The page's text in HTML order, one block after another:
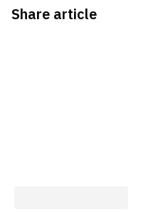
Share article